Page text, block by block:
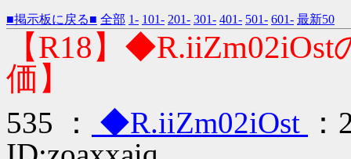
■掲示板に戻る■ 全部 1- 101- 201- 301- 401- 501- 601- 最新50
【R18】
価】
535 ： ◆R.iiZm02iOst